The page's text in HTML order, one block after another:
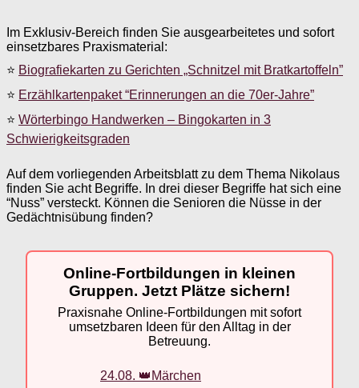
Im Exklusiv-Bereich finden Sie ausgearbeitetes und sofort
einsetzbares Praxismaterial:
⭐ Biografiekarten zu Gerichten „Schnitzel mit Bratkartoffeln”
⭐ Erzählkartenpaket “Erinnerungen an die 70er-Jahre”
⭐ Wörterbingo Handwerken – Bingokarten in 3
Schwierigkeitsgraden
Auf dem vorliegenden Arbeitsblatt zu dem Thema Nikolaus
finden Sie acht Begriffe. In drei dieser Begriffe hat sich eine
“Nuss” versteckt. Können die Senioren die Nüsse in der
Gedächtnisübung finden?
Online-Fortbildungen in kleinen
Gruppen. Jetzt Plätze sichern!
Praxisnahe Online-Fortbildungen mit sofort
umsetzbaren Ideen für den Alltag in der
Betreuung.
24.08. 👑Märchen